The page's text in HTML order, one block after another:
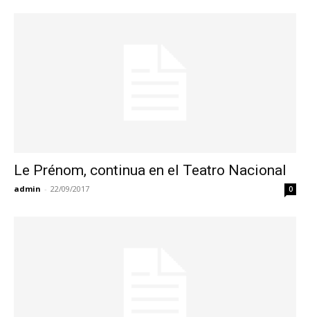
Le Prénom, continua en el Teatro Nacional
admin - 22/09/2017 0